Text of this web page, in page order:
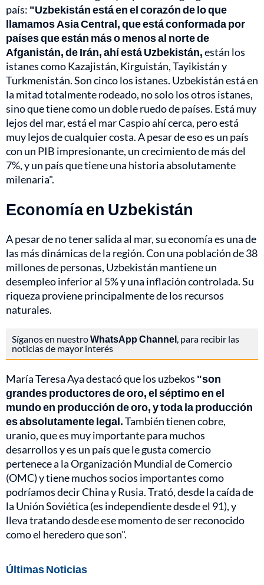
país: "Uzbekistán está en el corazón de lo que
llamamos Asia Central, que está conformada por
países que están más o menos al norte de
Afganistán, de Irán, ahí está Uzbekistán,están los
istanes como Kazajistán, Kirguistán, Tayikistán y
Turkmenistán. Son cinco los istanes. Uzbekistán está en
la mitad totalmente rodeado, no solo los otros istanes,
sino que tiene como un doble ruedo de países. Está muy
lejos del mar, está el mar Caspio ahí cerca, pero está
muy lejos de cualquier costa. A pesar de eso es un país
con un PIB impresionante, un crecimiento de más del
7%, y un país que tiene una historia absolutamente
milenaria".
Economía en Uzbekistán
A pesar de no tener salida al mar, su economía es una de
las más dinámicas de la región. Con una población de 38
millones de personas, Uzbekistán mantiene un
desempleo inferior al 5% y una inflación controlada. Su
riqueza proviene principalmente de los recursos
naturales.
Síganos en nuestroWhatsApp Channel , para recibir las
noticias de mayor interés
María Teresa Aya destacó que los uzbekos "son
grandes productores de oro, el séptimo en el
mundo en producción de oro, y toda la producción
es absolutamente legal.También tienen cobre,
uranio, que es muy importante para muchos
desarrollos y es un país que le gusta comercio
pertenece a la Organización Mundial de Comercio
(OMC) y tiene muchos socios importantes como
podríamos decir China y Rusia. Trató, desde la caída de
la Unión Soviética (es independiente desde el 91), y
lleva tratando desde ese momento de ser reconocido
como el heredero que son".
Últimas Noticias